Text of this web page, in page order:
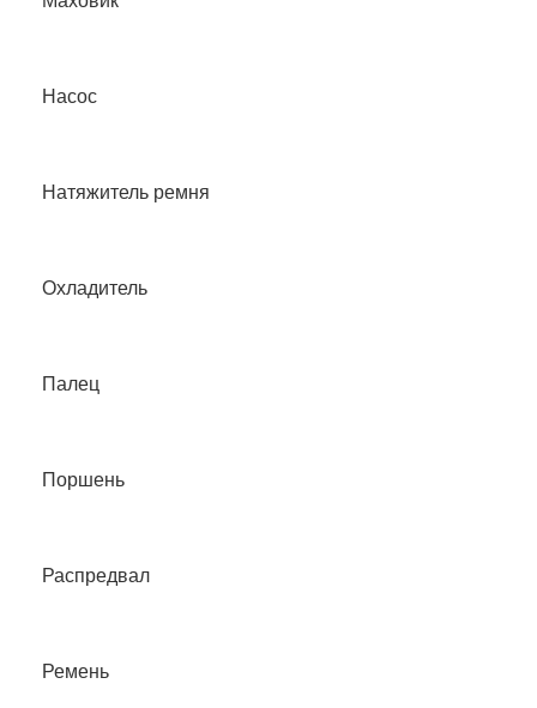
Насос
Натяжитель ремня
Охладитель
Палец
Поршень
Распредвал
Ремень